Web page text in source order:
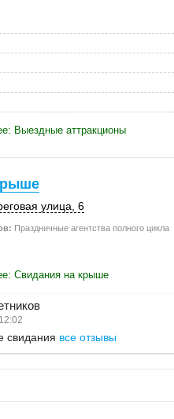
Выездные аттракционы
улица, 6
Праздничные агентства полного цикла
Свидания на крыше
свидания все отзывы